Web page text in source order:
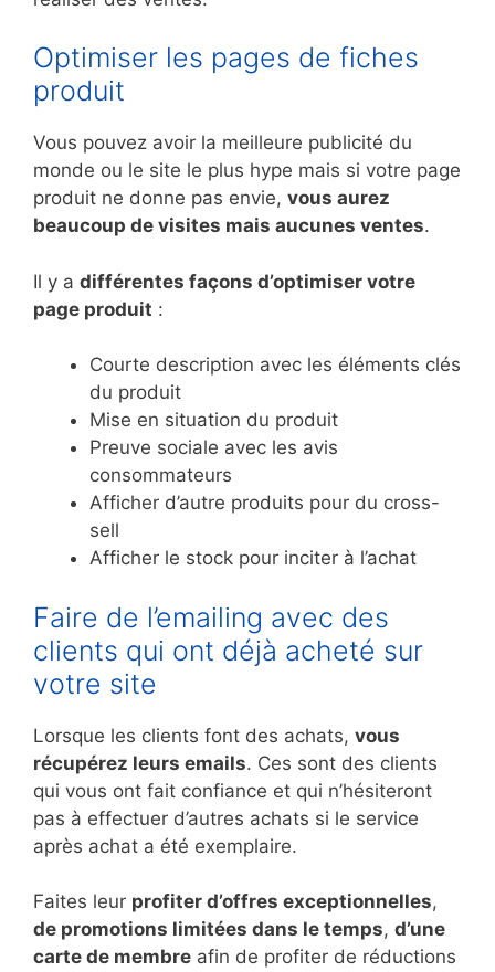
Optimiser les pages de fiches
produit
Vous pouvez avoir la meilleure publicité du
monde ou le site le plus hype mais si votre page
produit ne donne pas envie, vous aurez
beaucoup de visites mais aucunes ventes.
Il y a différentes façons d’optimiser votre
page produit :
Courte description avec les éléments clés
du produit
Mise en situation du produit
Preuve sociale avec les avis
consommateurs
Afficher d’autre produits pour du cross-
sell
Afficher le stock pour inciter à l’achat
Faire de l’emailing avec des
clients qui ont déjà acheté sur
votre site
Lorsque les clients font des achats, vous
récupérez leurs emails. Ces sont des clients
qui vous ont fait confiance et qui n’hésiteront
pas à effectuer d’autres achats si le service
après achat a été exemplaire.
Faites leur profiter d’offres exceptionnelles,
de promotions limitées dans le temps, d’une
carte de membre afin de profiter de réductions